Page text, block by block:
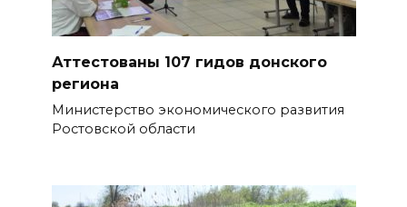
переносить жару
Аттестованы 107 гидов донского
региона
Министерство экономического развития
Ростовской области